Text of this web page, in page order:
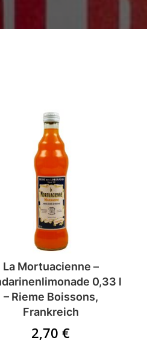
La Mortuacienne –
0,33 l
– Rieme Boissons,
Frankreich
2,70€